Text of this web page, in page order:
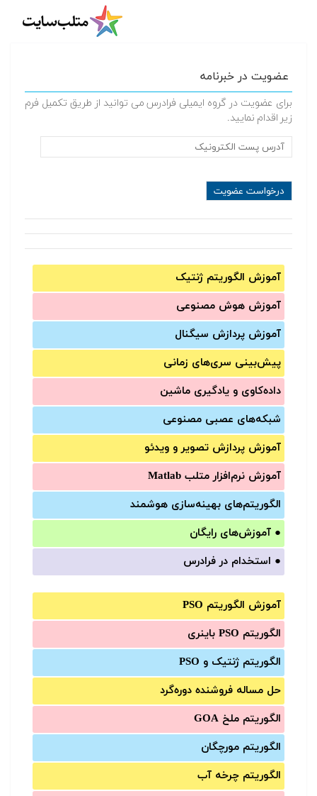
عضویت در خبرنامه
برای عضویت در گروه ایمیلی فرادرس می توانید از طریق تکمیل فرم
زیر اقدام نمایید.
آموزش الگوریتم ژنتیک
آموزش‌ هوش مصنوعی
آموزش‌ پردازش سیگنال
پیش‌‌بینی سری‌‌های زمانی
داده‌کاوی و یادگیری ماشین
شبکه‌های عصبی مصنوعی
آموزش‌ پردازش تصویر و ویدئو
آموزش‌ نرم‌افزار متلب Matlab
الگوریتم‌های بهینه‌سازی هوشمند
● آموزش‌های رایگان
● استخدام در فرادرس
آموزش الگوریتم PSO
الگوریتم PSO باینری
الگوریتم ژنتیک و PSO
حل مساله فروشنده دوره‌گرد
الگوریتم ملخ GOA
الگوریتم مورچگان
الگوریتم چرخه آب